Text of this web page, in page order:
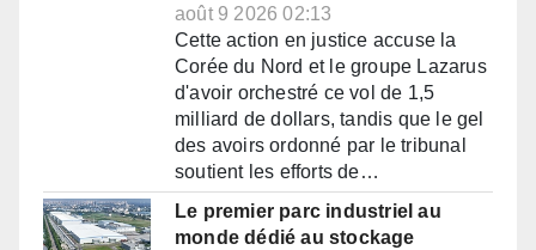
août 9 2026 02:13
Cette action en justice accuse la
Corée du Nord et le groupe Lazarus
d'avoir orchestré ce vol de 1,5
milliard de dollars, tandis que le gel
des avoirs ordonné par le tribunal
soutient les efforts de…
Le premier parc industriel au
monde dédié au stockage